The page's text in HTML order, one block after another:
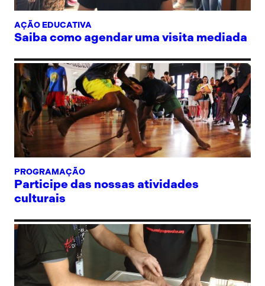
AÇÃO EDUCATIVA
Saiba como agendar uma visita mediada
PROGRAMAÇÃO
Participe das nossas atividades
culturais